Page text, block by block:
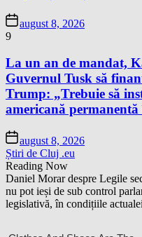
august 8, 2026
9
La un an de mandat,
Guvernul Tusk să
Trump: „Trebuie să
americană
august 8, 2026
Știri de Cluj .eu
Reading Now
Daniel Morar despre Legile
nu pot ieși de sub control
legislativă, în condițiile